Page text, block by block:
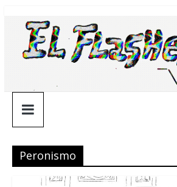
contenido
¯\_(ツ)_/
¯
Peronismo